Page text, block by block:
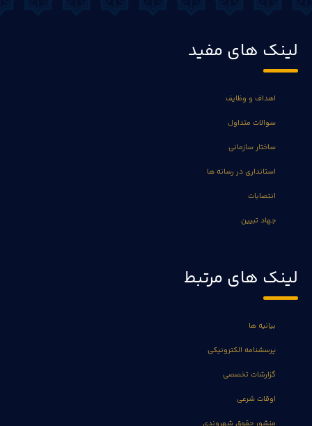
لینک های مفید
اهداف و وظایف
سوالات متداول
ساختار سازمانی
استانداری در رسانه ها
انتصابات
جهاد تبیین
لینک های مرتبط
بیانیه ها
پرسشنامه الکترونیکی
گزارشات تخصصی
اوقات شرعی